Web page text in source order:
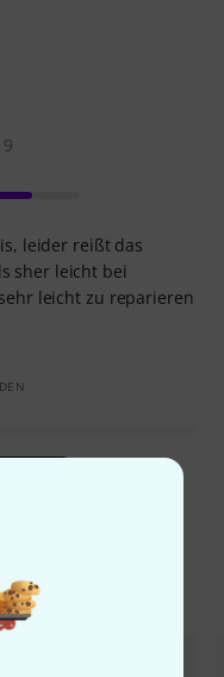
leider reißt das
sher leicht bei
leicht zu reparieren